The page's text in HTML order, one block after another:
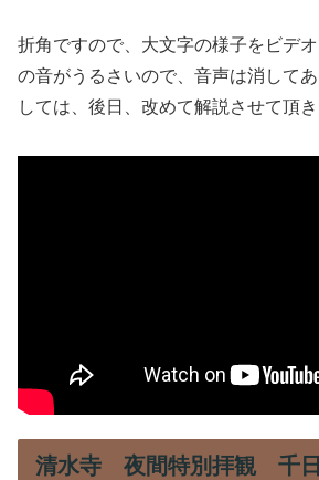
折角ですので、大文字の様子をビデ
の音がうるさいので、音声は消して
しては、後日、改めて解説させて頂き
清水寺 夜間特別拝観 千日